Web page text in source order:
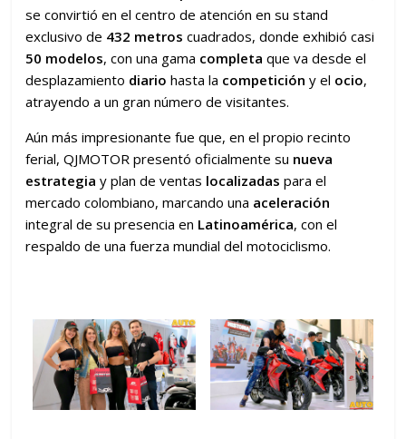
se convirtió en el centro de atención en su stand
exclusivo de 432 metros cuadrados, donde exhibió casi
50 modelos, con una gama completa que va desde el
desplazamiento diario hasta la competición y el ocio,
atrayendo a un gran número de visitantes.
Aún más impresionante fue que, en el propio recinto
ferial, QJMOTOR presentó oficialmente su nueva
estrategia y plan de ventas localizadas para el
mercado colombiano, marcando una aceleración
integral de su presencia en Latinoamérica, con el
respaldo de una fuerza mundial del motociclismo.